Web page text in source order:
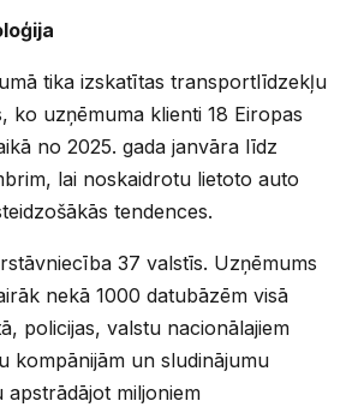
tika izskatītas transportlīdzekļu
ko uzņēmuma klienti 18 Eiropas
no 2025. gada janvāra līdz
lai noskaidrotu lietoto auto
tendences.
37 valstīs. Uzņēmums
nekā 1000 datubāzēm visā
policijas, valstu nacionālajiem
kompānijām un sludinājumu
apstrādājot miljoniem